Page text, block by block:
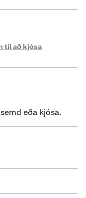
til að kjósa
eða kjósa.